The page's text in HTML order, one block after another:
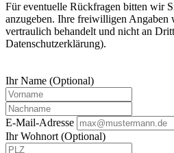
Für eventuelle Rückfragen bitten wir
anzugeben. Ihre freiwilligen Angaben
vertraulich behandelt und nicht an
Datenschutzerklärung).
Ihr Name (Optional)
E-Mail-Adresse
Ihr Wohnort (Optional)